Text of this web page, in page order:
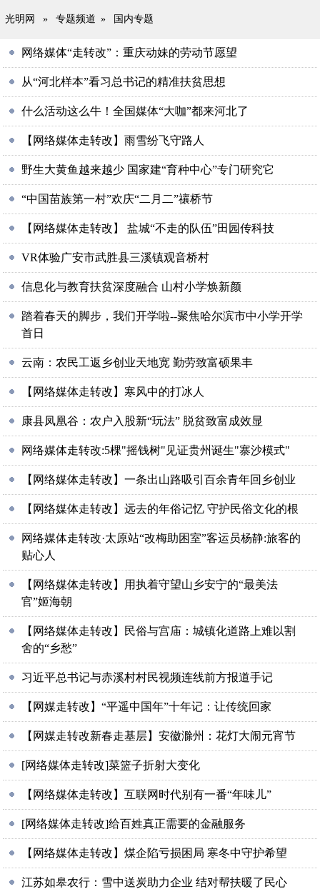
光明网 » 专题频道 » 国内专题
网络媒体“走转改”：重庆动妹的劳动节愿望
从“河北样本”看习总书记的精准扶贫思想
什么活动这么牛！全国媒体“大咖”都来河北了
【网络媒体走转改】雨雪纷飞守路人
野生大黄鱼越来越少 国家建“育种中心”专门研究它
“中国苗族第一村”欢庆“二月二”禳桥节
【网络媒体走转改】 盐城“不走的队伍”田园传科技
VR体验广安市武胜县三溪镇观音桥村
信息化与教育扶贫深度融合 山村小学焕新颜
踏着春天的脚步，我们开学啦--聚焦哈尔滨市中小学开学
首日
云南：农民工返乡创业天地宽 勤劳致富硕果丰
【网络媒体走转改】寒风中的打冰人
康县凤凰谷：农户入股新“玩法” 脱贫致富成效显
网络媒体走转改:5棵"摇钱树"见证贵州诞生"寨沙模式"
【网络媒体走转改】一条出山路吸引百余青年回乡创业
【网络媒体走转改】远去的年俗记忆 守护民俗文化的根
网络媒体走转改·太原站“改梅助困室”客运员杨静:旅客的
贴心人
【网络媒体走转改】用执着守望山乡安宁的“最美法
官”姬海朝
【网络媒体走转改】民俗与宫庙：城镇化道路上难以割
舍的“乡愁”
习近平总书记与赤溪村村民视频连线前方报道手记
【网媒走转改】“平遥中国年”十年记：让传统回家
【网媒走转改新春走基层】安徽滁州：花灯大闹元宵节
[网络媒体走转改]菜篮子折射大变化
【网络媒体走转改】互联网时代别有一番“年味儿”
[网络媒体走转改]给百姓真正需要的金融服务
【网络媒体走转改】煤企陷亏损困局 寒冬中守护希望
江苏如皋农行：雪中送炭助力企业 结对帮扶暖了民心